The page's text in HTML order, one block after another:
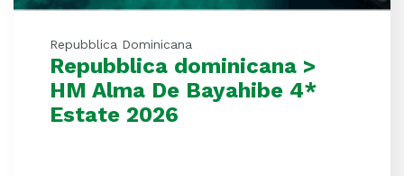
Repubblica Dominicana
Repubblica dominicana >
HM Alma De Bayahibe 4*
Estate 2026